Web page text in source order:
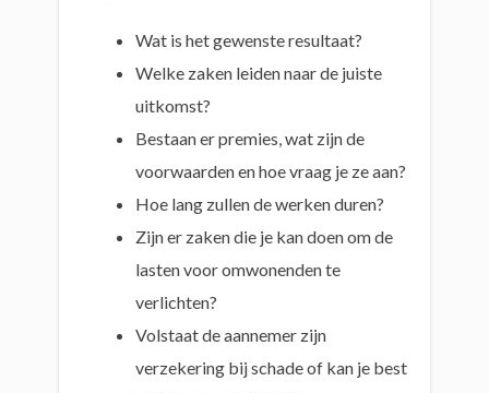
Wat is het gewenste resultaat?
Welke zaken leiden naar de juiste
uitkomst?
Bestaan er premies, wat zijn de
voorwaarden en hoe vraag je ze aan?
Hoe lang zullen de werken duren?
Zijn er zaken die je kan doen om de
lasten voor omwonenden te
verlichten?
Volstaat de aannemer zijn
verzekering bij schade of kan je best